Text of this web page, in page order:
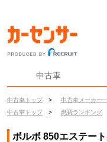
中古車
中古車トップ > 中古車メーカー
中古車トップ
> 燃費ランキング
ボルボ 850エステー